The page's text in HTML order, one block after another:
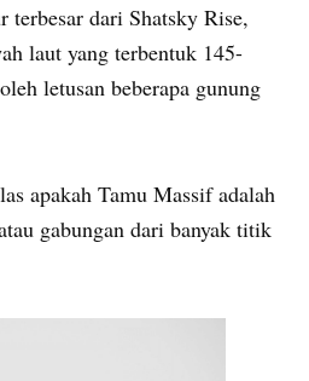
dari Shatsky Rise,
laut yang terbentuk 145-
letusan beberapa gunung
apakah Tamu Massif adalah
gabungan dari banyak titik